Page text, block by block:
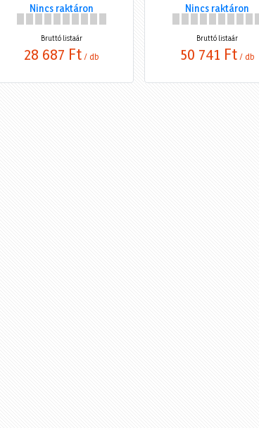
Nincs raktáron
Bruttó listaár
28 687 Ft / db
Nincs raktáron
Bruttó listaár
50 741 Ft / db